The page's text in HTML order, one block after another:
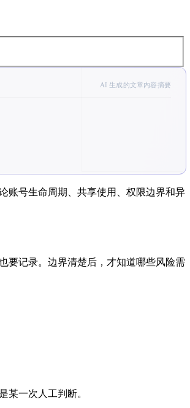
AI 生成的文章内容摘要
账号生命周期、共享使用、权限边界和异
要记录。边界清楚后，才知道哪些风险需
某一次人工判断。